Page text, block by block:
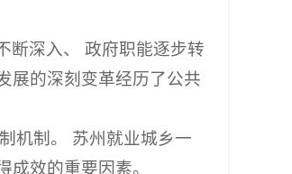
断深入、 政府职能逐步转
展的深刻变革经历了公共
机制。 苏州就业城乡一
效的重要因素。